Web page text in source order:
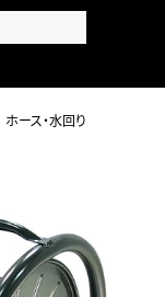
ホース・水回り